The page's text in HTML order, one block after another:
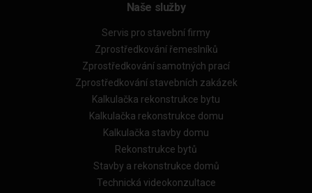
Naše služby
Servis pro stavební firmy
Zprostředkování řemeslníků
Zprostředkování samotných prací
Zprostředkování stavebních zakázek
Kalkulačka rekonstrukce bytu
Kalkulačka rekonstrukce domu
Kalkulačka stavby domu
Rekonstrukce bytů
Stavby a rekonstrukce domů
Technická videokonzultace